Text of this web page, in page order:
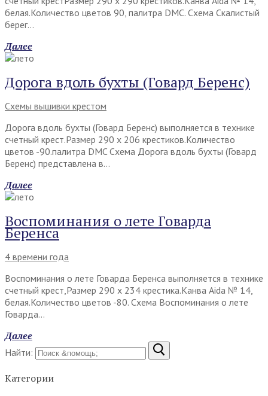
белая.Количество цветов 90, палитра DMC. Схема Скалистый
берег…
Далее
Дорога вдоль бухты (Говард Беренс)
Схемы вышивки крестом
Дорога вдоль бухты (Говард Беренс) выполняется в технике
счетный крест.Размер 290 х 206 крестиков.Количество
цветов -90.палитра DMC Схема Дорога вдоль бухты (Говард
Беренс) представлена в…
Далее
Воспоминания о лете Говарда
Беренса
4 времени года
Воспоминания о лете Говарда Беренса выполняется в технике
счетный крест,Размер 290 х 234 крестика.Канва Aida № 14,
белая.Количество цветов -80. Схема Воспоминания о лете
Говарда…
Далее
Найти:
Категории